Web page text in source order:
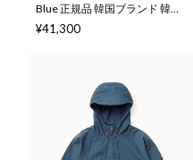
Blue 正規品 韓国ブランド 韓国
ファッション 韓国代行 カーキ
¥41,300